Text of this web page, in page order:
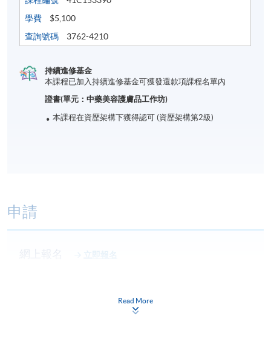
學費
$5,100
查詢號碼
3762-4210
持續進修基金
本課程已加入持續進修基金可獲發還款項課程名單內
證書(單元：中藥美容護膚品工作坊)
本課程在資歴架構下獲得認可 (資歴架構第2級)
申請
網上報名 立即報名
Read More